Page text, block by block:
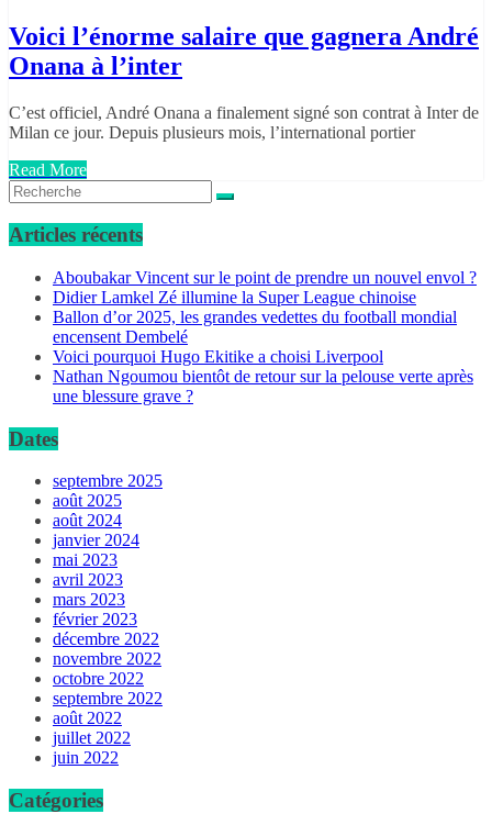
Voici l’énorme salaire que gagnera André
Onana à l’inter
C’est officiel, André Onana a finalement signé son contrat à Inter de
Milan ce jour. Depuis plusieurs mois, l’international portier
Read More
Articles récents
Aboubakar Vincent sur le point de prendre un nouvel envol ?
Didier Lamkel Zé illumine la Super League chinoise
Ballon d’or 2025, les grandes vedettes du football mondial
encensent Dembelé
Voici pourquoi Hugo Ekitike a choisi Liverpool
Nathan Ngoumou bientôt de retour sur la pelouse verte après
une blessure grave ?
Dates
septembre 2025
août 2025
août 2024
janvier 2024
mai 2023
avril 2023
mars 2023
février 2023
décembre 2022
novembre 2022
octobre 2022
septembre 2022
août 2022
juillet 2022
juin 2022
Catégories